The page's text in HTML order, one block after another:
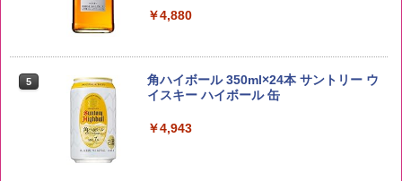
米 5kg 新潟県産 コシヒカリ｜雪室保
管・精米したて｜白く輝き 粒感しっかり
冷めてもおいしい お米 【やっぱり新潟
￥4,880
5
角ハイボール 350ml×24本 サントリー ウ
イスキー ハイボール 缶
￥4,943